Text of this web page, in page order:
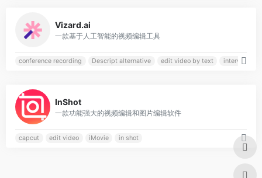
Vizard.ai
一款基于人工智能的视频编辑工具
conference recording Descript alternative edit video by text interview
InShot
一款功能强大的视频编辑和图片编辑软件
capcut edit video iMovie in shot